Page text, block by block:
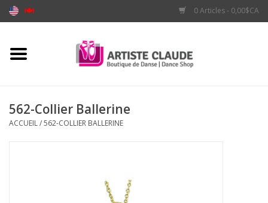
0 Articles - 0,00$CA
Accueil
Vêtements
562-Collier Ballerine
ACCUEIL/562-COLLIER BALLERINE